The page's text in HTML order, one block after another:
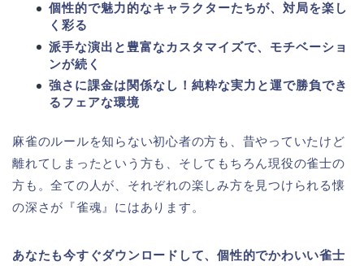
個性的で魅力的なキャラクターたちが、対局を楽し
く彩る
派手な演出と豊富なカスタマイズで、モチベーショ
ンが続く
強さに課金は関係なし！純粋な実力と運で勝負でき
るフェアな環境
麻雀のルールを知らない初心者の方も、昔やっていたけど
離れてしまったという方も、そしてもちろん現役の雀士の
方も。全ての人が、それぞれの楽しみ方を見つけられる懐
の深さが『雀魂』にはあります。
あなたも今すぐダウンロードして、個性的でかわいい雀士